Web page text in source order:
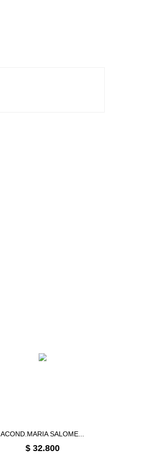
ACOND.MARIA SALOME...
Precio
$ 32.800